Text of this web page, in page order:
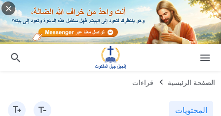
الصفحة الرئيسية قراءات
المحتويات